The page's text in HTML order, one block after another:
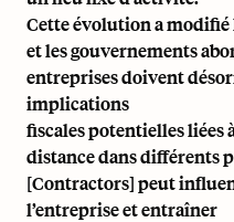
Cette évolution a
et les gouvernements
entreprises doivent
implications
fiscales potentielles liées
distance dans différents
[Contractors] peut
l’entreprise et entraîner